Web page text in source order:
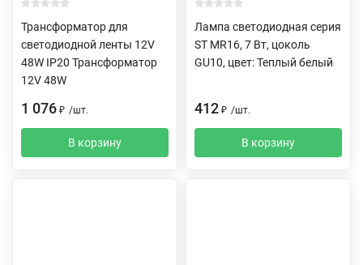
Трансформатор для
светодиодной ленты 12V
48W IP20 Трансформатор
12V 48W
1 076 ₽ /шт.
В корзину
Лампа светодиодная серия
ST MR16, 7 Вт, цоколь
GU10, цвет: Теплый белый
412 ₽ /шт.
В корзину